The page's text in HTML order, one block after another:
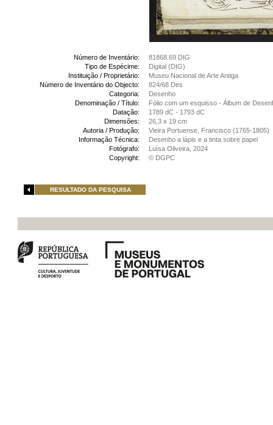
Número de Inventário:
81868.69 DIG
Tipo de Espécime:
Digital (DIG)
Instituição / Proprietário:
Museu Nacional de Arte Antiga
Número de Inventário do Objecto:
824/68 Des
Categoria:
Desenho
Denominação / Título:
Fólio com um esquisso - Álbum de
Datação:
1789 dC - 1793 dC
Dimensões:
26,3 x 19 cm
Autoria / Produção:
Vieira Portuense, Francisco (1765-1805)
Informação Técnica:
Desenho a lápis e a tinta sobre papel
Fotógrafo:
Luísa Oliveira, 2024
Copyright:
© DGPC
RESULTADO DA PESQUISA